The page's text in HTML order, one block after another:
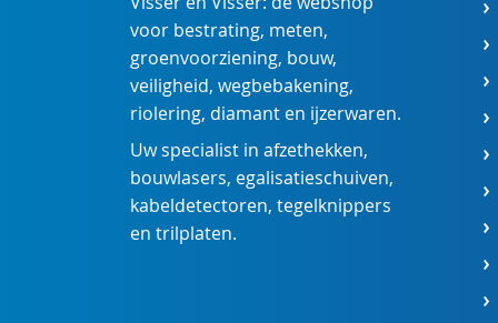
voor bestrating, meten,
groenvoorziening, bouw,
veiligheid, wegbebakening,
riolering, diamant en ijzerwaren.
Uw specialist in afzethekken,
bouwlasers, egalisatieschuiven,
kabeldetectoren, tegelknippers
en trilplaten.